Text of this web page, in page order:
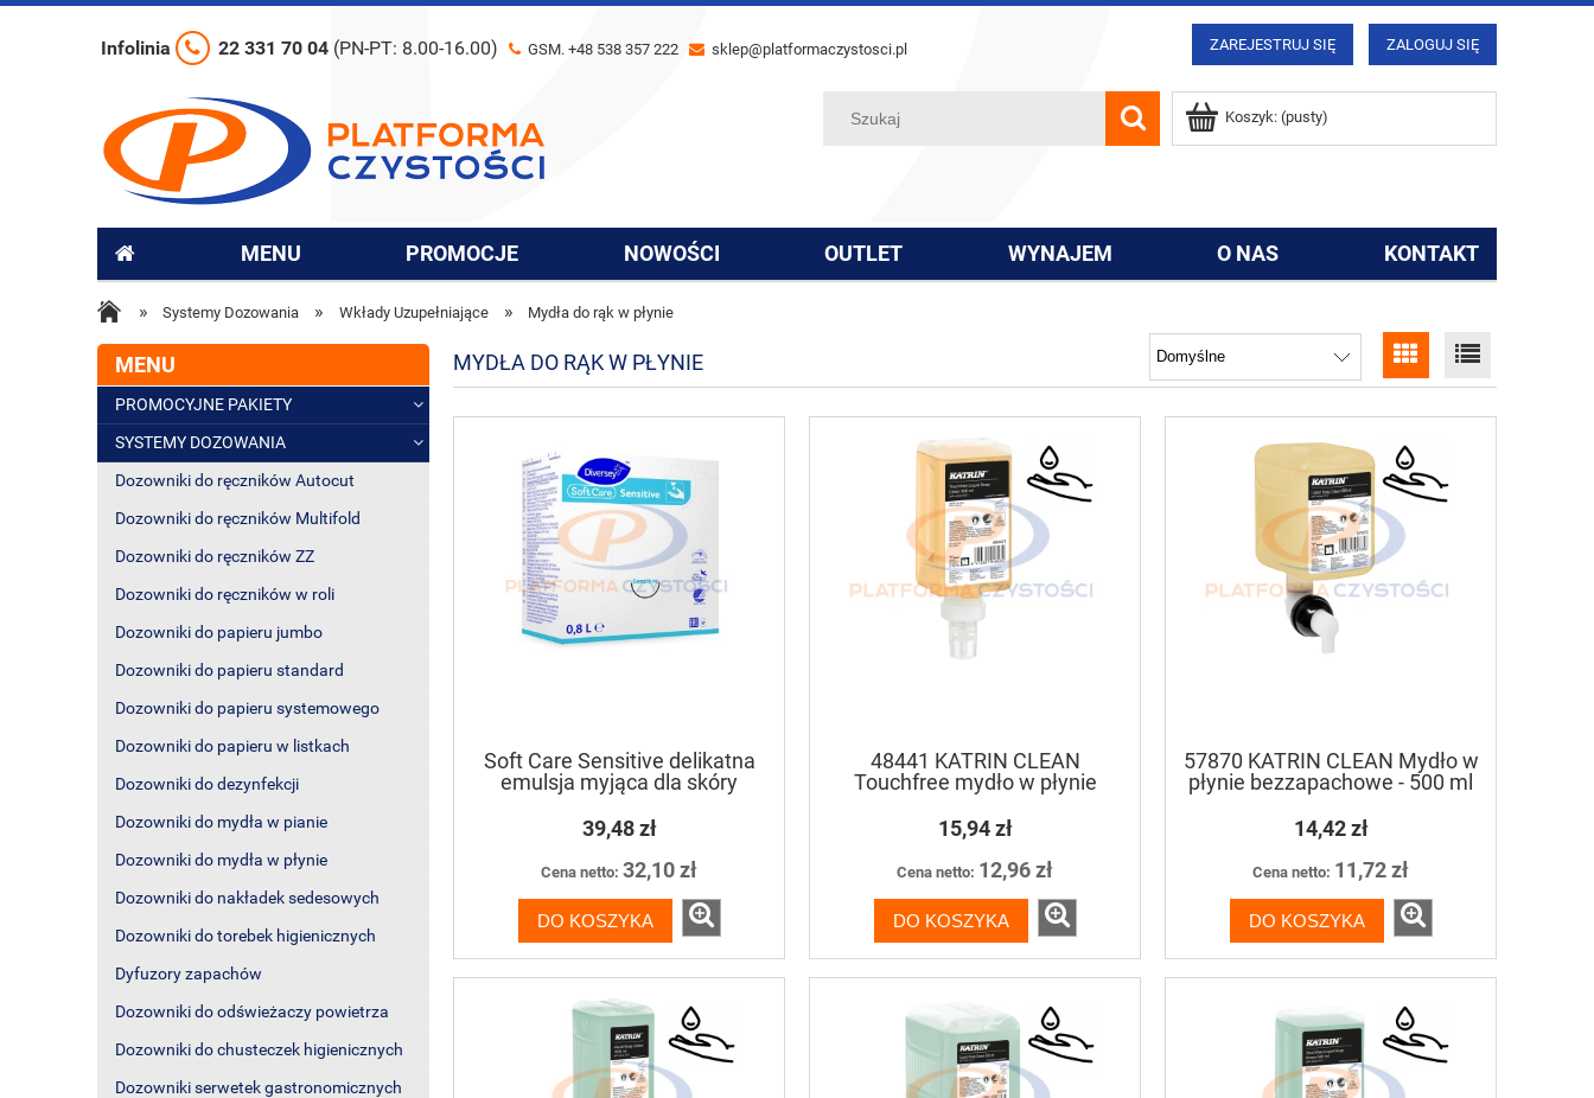
Infolinia 22 331 70 04 (PN-PT: 8.00-16.00) GSM. +48 538 357 222 sklep@platformaczystosci.pl ZAREJESTRUJ SIĘ ZALOGUJ SIĘ
Koszyk: (pusty)
MENU PROMOCJE NOWOŚCI OUTLET WYNAJEM O NAS KONTAKT
» Systemy Dozowania » Wkłady Uzupełniające » Mydła do rąk w płynie
MENU
PROMOCYJNE PAKIETY
SYSTEMY DOZOWANIA
Dozowniki do ręczników Autocut
Dozowniki do ręczników Multifold
Dozowniki do ręczników ZZ
Dozowniki do ręczników w roli
Dozowniki do papieru jumbo
Dozowniki do papieru standard
Dozowniki do papieru systemowego
Dozowniki do papieru w listkach
Dozowniki do dezynfekcji
Dozowniki do mydła w pianie
Dozowniki do mydła w płynie
Dozowniki do nakładek sedesowych
Dozowniki do torebek higienicznych
Dyfuzory zapachów
Dozowniki do odświeżaczy powietrza
Dozowniki do chusteczek higienicznych
Dozowniki serwetek gastronomicznych
MYDŁA DO RĄK W PŁYNIE
Soft Care Sensitive delikatna
emulsja myjąca dla skóry
wrażliwej bez perfum i
barwników 800ml
39,48 zł
Cena netto: 32,10 zł
DO KOSZYKA
48441 KATRIN CLEAN
Touchfree mydło w płynie
bezzapachowe - 500 ml
15,94 zł
Cena netto: 12,96 zł
DO KOSZYKA
57870 KATRIN CLEAN Mydło w
płynie bezzapachowe - 500 ml
14,42 zł
Cena netto: 11,72 zł
DO KOSZYKA